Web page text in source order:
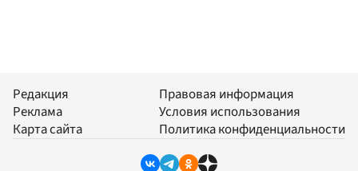
Редакция
Реклама
Карта сайта
Правовая информация
Условия использования
Политика конфиденциальности